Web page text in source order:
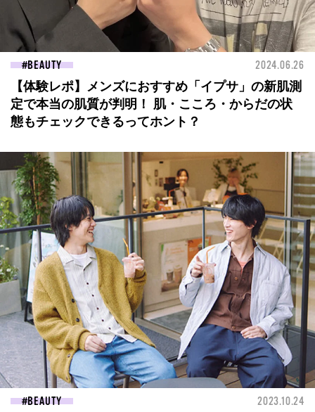
BEAUTY 2024.06.26
【体験レポ】メンズにおすすめ「イプサ」の新肌測
定で本当の肌質が判明！ 肌・こころ・からだの状
態もチェックできるってホント？
BEAUTY 2023.10.24